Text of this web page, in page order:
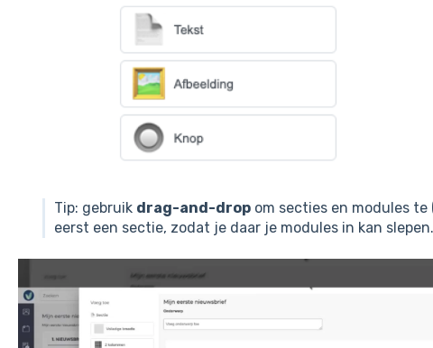
Tip: gebruik drag-and-dropom secties en modules te
eerst een sectie, zodat je daar je modules in kan slepen.